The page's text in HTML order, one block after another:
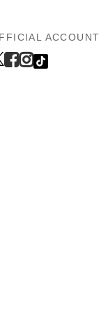
ACCOUNT